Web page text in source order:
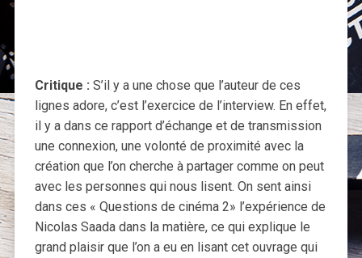
Critique : S’il y a une chose que l’auteur de ces
lignes adore, c’est l’exercice de l’interview. En effet,
il y a dans ce rapport d’échange et de transmission
une connexion, une volonté de proximité avec la
création que l’on cherche à partager comme on peut
avec les personnes qui nous lisent. On sent ainsi
dans ces « Questions de cinéma 2» l’expérience de
Nicolas Saada dans la matière, ce qui explique le
grand plaisir que l’on a eu en lisant cet ouvrage qui